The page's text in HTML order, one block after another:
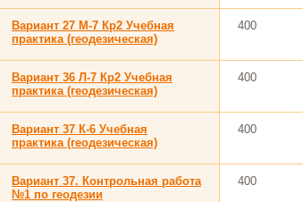
Вариант 27 М-7 Кр2 Учебная
практика (геодезическая)
400
Вариант 36 Л-7 Кр2 Учебная
практика (геодезическая)
400
Вариант 37 К-6 Учебная
практика (геодезическая)
400
Вариант 37. Контрольная работа
№1 по геодезии
400